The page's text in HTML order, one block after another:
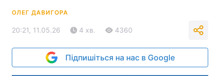
ОЛЕГ ДАВИГОРА
20:21, 11.05.26 4 хв. 4360
Підпишіться на нас в Google